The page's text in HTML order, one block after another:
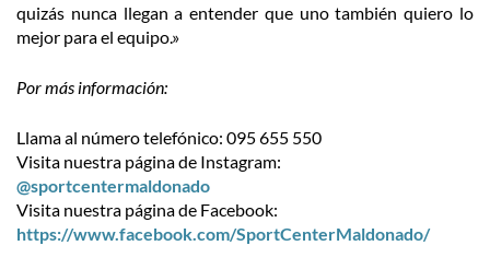
quizás nunca llegan a entender que uno también quiero lo
mejor para el equipo.»
Por más información:
Llama al número telefónico: 095 655 550
Visita nuestra página de Instagram:
@sportcentermaldonado
Visita nuestra página de Facebook:
https://www.facebook.com/SportCenterMaldonado/